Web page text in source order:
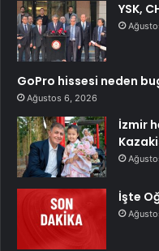
YSK,
GoPro hissesi neden
Ağustos 6, 2026
İzmir
İşte